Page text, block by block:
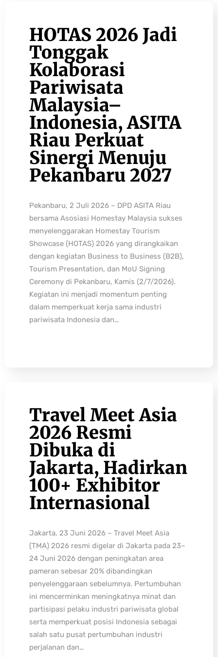
HOTAS 2026 Jadi
Tonggak
Kolaborasi
Pariwisata
Malaysia–
Indonesia, ASITA
Riau Perkuat
Sinergi Menuju
Pekanbaru 2027
Pekanbaru, 2 Juli 2026 – DPD ASITA Riau
bersama Asosiasi Homestay Malaysia sukses
menyelenggarakan Homestay Tourism
Showcase (HOTAS) 2026 yang dirangkaikan
dengan kegiatan Business to Business (B2B),
Tourism Presentation, dan MoU Signing
Ceremony di Pekanbaru, Kamis (2/7/2026).
Kegiatan ini menjadi momentum penting
dalam memperkuat kerja sama industri
pariwisata Indonesia dan…
Travel Meet Asia
2026 Resmi
Dibuka di
Jakarta, Hadirkan
100+ Exhibitor
Internasional
Jakarta, 23 Juni 2026 – Travel Meet Asia
(TMA) 2026 resmi digelar di Jakarta pada 23–
24 Juni 2026 dengan peningkatan area
pameran sebesar 20% dibandingkan
penyelenggaraan sebelumnya. Pertumbuhan
ini mencerminkan meningkatnya minat dan
partisipasi pelaku industri pariwisata global
serta memperkuat posisi Indonesia sebagai
salah satu pusat pertumbuhan industri
perjalanan dan…